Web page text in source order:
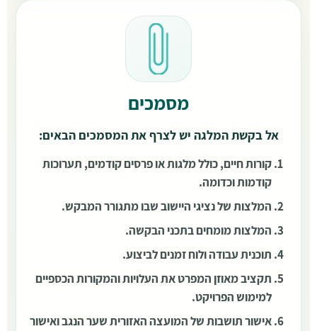
מסמכים
אל בקשת המלגה יש לצרף את המסמכים הבאים:
קורות חיים, כולל מלגות או פרסים קודמים, תערוכות
קודמות וכדומה.
המלצות של נציגי היישוב שבו מתגורר המבקש.
המלצות מומחים בתכני הבקשה.
תוכנית עבודה ולוח זמנים לביצוע.
תקציב מאוזן המפרט את העלויות והמקורות הכספיים
למימוש הפרויקט.
אישור תושבות של המועצה האזורית שער הנגב ואישור